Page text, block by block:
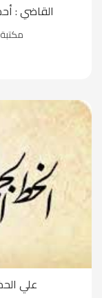
القاضي :
علي